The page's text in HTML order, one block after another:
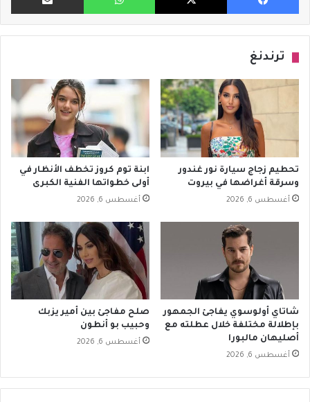
ترندنغ
تحطيم زجاج سيارة نور غندور
وسرقة أغراضها في بيروت
أغسطس 6, 2026
ابنة توم كروز تخطف الأنظار في
أولى خطواتها الفنية الكبرى
أغسطس 6, 2026
شاتاي أولوسوي يفاجئ الجمهور
بإطلالة مختلفة خلال عطلته مع
أصليهان مالبورا
أغسطس 6, 2026
صلح مفاجئ بين أمير يزبك
وحبيب بو أنطون
أغسطس 6, 2026